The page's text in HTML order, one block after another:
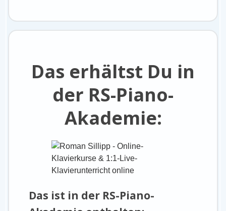
Das erhältst Du in
der RS-Piano-
Akademie:
Das ist in der RS-Piano-